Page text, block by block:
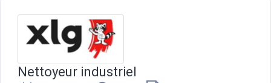
Nettoyeur industriel